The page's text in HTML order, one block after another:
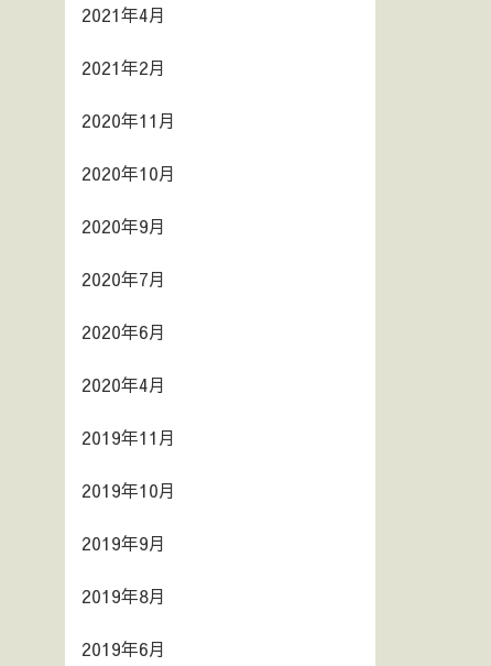
2021年4月
2021年2月
2020年11月
2020年10月
2020年9月
2020年7月
2020年6月
2020年4月
2019年11月
2019年10月
2019年9月
2019年8月
2019年6月